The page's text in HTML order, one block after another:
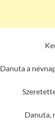
Danuta a
Danuta,